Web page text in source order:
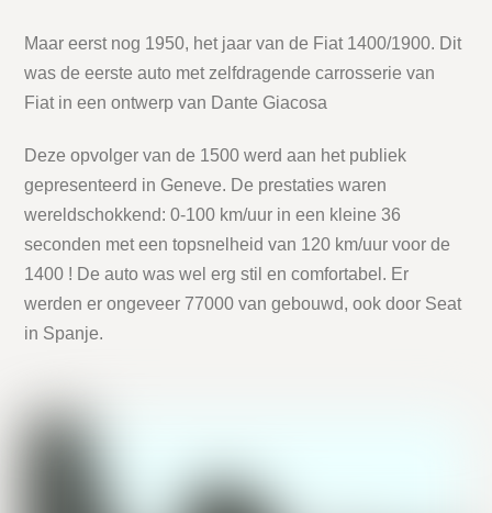
Maar eerst nog 1950, het jaar van de Fiat 1400/1900. Dit
was de eerste auto met zelfdragende carrosserie van
Fiat in een ontwerp van Dante Giacosa
Deze opvolger van de 1500 werd aan het publiek
gepresenteerd in Geneve. De prestaties waren
wereldschokkend: 0-100 km/uur in een kleine 36
seconden met een topsnelheid van 120 km/uur voor de
1400 ! De auto was wel erg stil en comfortabel. Er
werden er ongeveer 77000 van gebouwd, ook door Seat
in Spanje.